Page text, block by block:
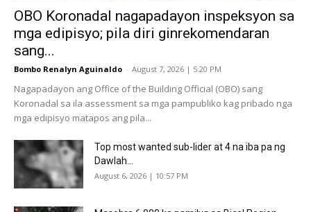
OBO Koronadal nagapadayon inspeksyon sa
mga edipisyo; pila diri ginrekomendaran
sang...
Bombo Renalyn Aguinaldo - August 7, 2026 | 5:20 PM
Nagapadayon ang Office of the Building Official (OBO) sang
Koronadal sa ila assessment sa mga pampubliko kag pribado nga
mga edipisyo matapos ang pila...
Top most wanted sub-lider at 4 na iba pa ng
Dawlah...
August 6, 2026 | 10:57 PM